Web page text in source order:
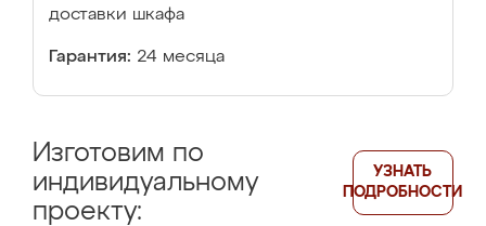
доставки шкафа
Гарантия: 24 месяца
Изготовим по
индивидуальному
проекту:
УЗНАТЬ
ПОДРОБНОСТИ